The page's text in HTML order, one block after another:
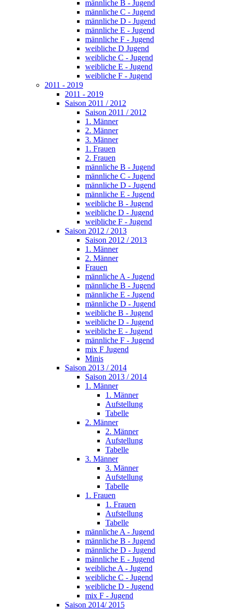
männliche B - Jugend
männliche C - Jugend
männliche D - Jugend
männliche E - Jugend
männliche F - Jugend
weibliche D Jugend
weibliche C - Jugend
weibliche E - Jugend
weibliche F - Jugend
2011 - 2019
2011 - 2019
Saison 2011 / 2012
Saison 2011 / 2012
1. Männer
2. Männer
3. Männer
1. Frauen
2. Frauen
männliche B - Jugend
männliche C - Jugend
männliche D - Jugend
männliche E - Jugend
weibliche B - Jugend
weibliche D - Jugend
weibliche F - Jugend
Saison 2012 / 2013
Saison 2012 / 2013
1. Männer
2. Männer
Frauen
männliche A - Jugend
männliche B - Jugend
männliche E - Jugend
männliche D - Jugend
weibliche B - Jugend
weibliche D - Jugend
weibliche E - Jugend
männliche F - Jugend
mix F Jugend
Minis
Saison 2013 / 2014
Saison 2013 / 2014
1. Männer
1. Männer
Aufstellung
Tabelle
2. Männer
2. Männer
Aufstellung
Tabelle
3. Männer
3. Männer
Aufstellung
Tabelle
1. Frauen
1. Frauen
Aufstellung
Tabelle
männliche A - Jugend
männliche B - Jugend
männliche D - Jugend
männliche E - Jugend
weibliche A - Jugend
weibliche C - Jugend
weibliche D - Jugend
mix F - Jugend
Saison 2014/ 2015